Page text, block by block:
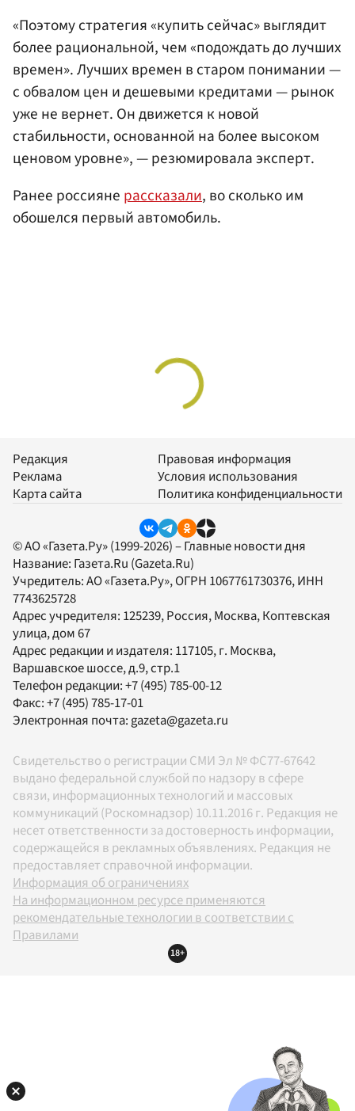
«Поэтому стратегия «купить сейчас» выглядит
более рациональной, чем «подождать до лучших
времен». Лучших времен в старом понимании —
с обвалом цен и дешевыми кредитами — рынок
уже не вернет. Он движется к новой
стабильности, основанной на более высоком
ценовом уровне», — резюмировала эксперт.
Ранее россияне рассказали, во сколько им
обошелся первый автомобиль.
Редакция
Реклама
Карта сайта
Правовая информация
Условия использования
Политика конфиденциальности
© АО «Газета.Ру» (1999-2026) – Главные новости дня
Название: Газета.Ru (Gazeta.Ru)
Учредитель:АО «Газета.Ру», ОГРН 1067761730376, ИНН
7743625728
Адрес учредителя: 125239, Россия, Москва, Коптевская
улица, дом 67
Адрес редакции и издателя: 117105, г. Москва,
Варшавское шоссе, д.9, стр.1
Телефон редакции:+7 (495) 785-00-12
Факс:+7 (495) 785-17-01
Электронная почта:gazeta@gazeta.ru
Свидетельство о регистрации СМИ Эл № ФС77-67642
выдано федеральной службой по надзору в сфере
связи, информационных технологий и массовых
коммуникаций (Роскомнадзор) 10.11.2016 г. Редакция не
несет ответственности за достоверность информации,
содержащейся в рекламных объявлениях. Редакция не
предоставляет справочной информации.
Информация об ограничениях
На информационном ресурсе применяются
рекомендательные технологии в соответствии с
Правилами
18+